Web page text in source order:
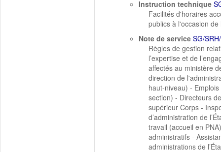
Instruction technique
Facilités d'horaires
publics à l'occasion
Note de service SG/
Règles de gestion
l’expertise et de
affectés au ministère
direction de
haut-niveau) -
section) - Directeurs
supérieur Corps -
d’administration de
travail (accueil en
administratifs -
administrations de